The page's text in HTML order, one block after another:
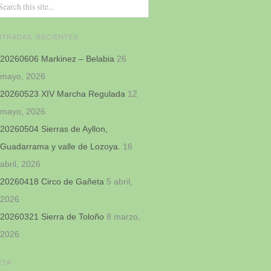
RECIENTES
20260606 Markinez – Belabia 26
mayo, 2026
20260523 XIV Marcha Regulada 12
mayo, 2026
20260504 Sierras de Ayllon,
Guadarrama y valle de Lozoya.
16
abril, 2026
20260418 Circo de Gañeta 5 abril,
2026
20260321 Sierra de Toloño 8 marzo,
2026